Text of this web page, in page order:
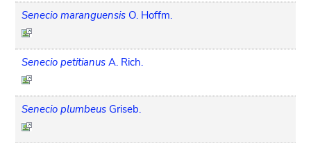
Senecio maranguensis O. Hoffm.
Senecio petitianus A. Rich.
Senecio plumbeus Griseb.